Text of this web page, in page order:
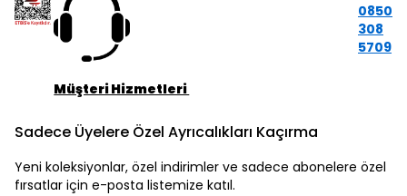
Müşteri Hizmetleri
0850
308
5709
Sadece Üyelere Özel Ayrıcalıkları Kaçırma
Yeni koleksiyonlar, özel indirimler ve sadece abonelere özel
fırsatlar için e-posta listemize katıl.